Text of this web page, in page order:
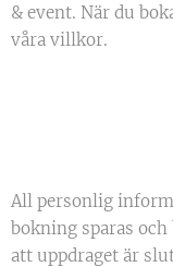
& event. När du
våra villkor.
All personlig
bokning sparas
att uppdraget är